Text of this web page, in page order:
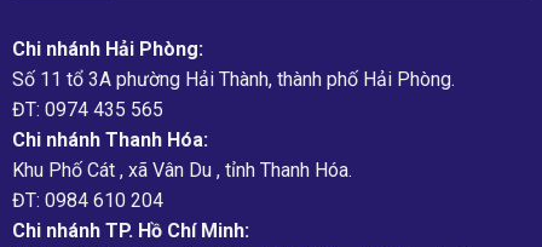
Chi nhánh Hải Phòng:
Số 11 tổ 3A phường Hải Thành, thành phố Hải Phòng.
ĐT: 0974 435 565
Chi nhánh Thanh Hóa:
Khu Phố Cát , xã Vân Du , tỉnh Thanh Hóa.
ĐT: 0984 610 204
Chi nhánh TP. Hồ Chí Minh: